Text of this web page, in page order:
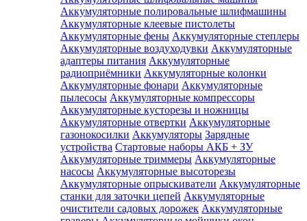
Аккумуляторные полировальные шлифмашины
Аккумуляторные клеевые пистолеты
Аккумуляторные фены Аккумуляторные степлеры
Аккумуляторные воздуходувки Аккумуляторные
адаптеры питания Аккумуляторные
радиоприёмники Аккумуляторные колонки
Аккумуляторные фонари Аккумуляторные
пылесосы Аккумуляторные компрессоры
Аккумуляторные кусторезы и ножницы
Аккумуляторные отвертки Аккумуляторные
газонокосилки Аккумуляторы Зарядные
устройства Стартовые наборы АКБ + ЗУ
Аккумуляторные триммеры Аккумуляторные
насосы Аккумуляторные высоторезы
Аккумуляторные опрыскиватели Аккумуляторные
станки для заточки цепей Аккумуляторные
очистители садовых дорожек Аккумуляторные